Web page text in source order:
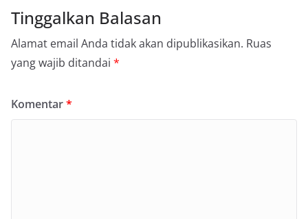
Tinggalkan Balasan
Alamat email Anda tidak akan dipublikasikan. Ruas
yang wajib ditandai *
Komentar*